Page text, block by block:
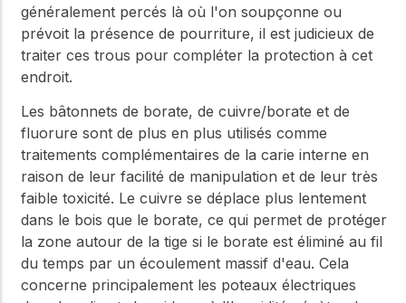
généralement percés là où l'on soupçonne ou
prévoit la présence de pourriture, il est judicieux de
traiter ces trous pour compléter la protection à cet
endroit.
Les bâtonnets de borate, de cuivre/borate et de
fluorure sont de plus en plus utilisés comme
traitements complémentaires de la carie interne en
raison de leur facilité de manipulation et de leur très
faible toxicité. Le cuivre se déplace plus lentement
dans le bois que le borate, ce qui permet de protéger
la zone autour de la tige si le borate est éliminé au fil
du temps par un écoulement massif d'eau. Cela
concerne principalement les poteaux électriques